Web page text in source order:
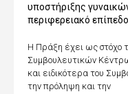
υποστήριξης
περιφερειακό
Η Πράξη έχει ως στόχο
Συμβουλευτικών
και ειδικότερα του
την πρόληψη και την